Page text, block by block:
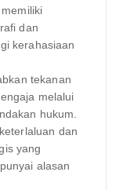
dan
kerahasiaan
tekanan
melalui
hukum.
dan
yang
alasan